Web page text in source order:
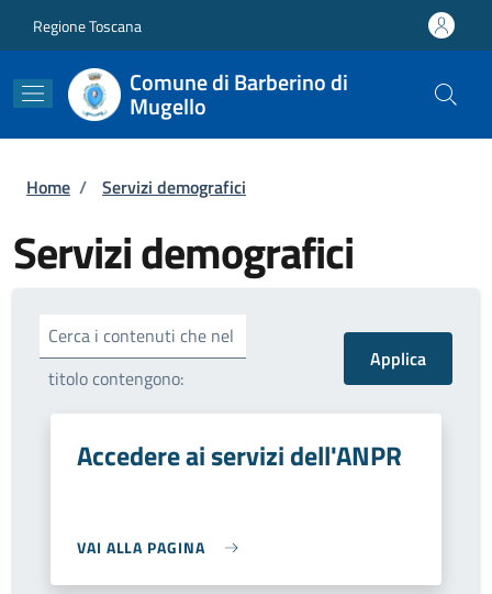
Regione Toscana
Comune di Barberino di
Mugello
Briciole di pane
Home / Servizi demografici
Servizi demografici
Cerca i contenuti che nel
titolo contengono:
Accedere ai servizi dell'ANPR
VAI ALLA PAGINA